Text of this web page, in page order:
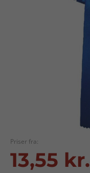
Priser fra:
13,55 kr.